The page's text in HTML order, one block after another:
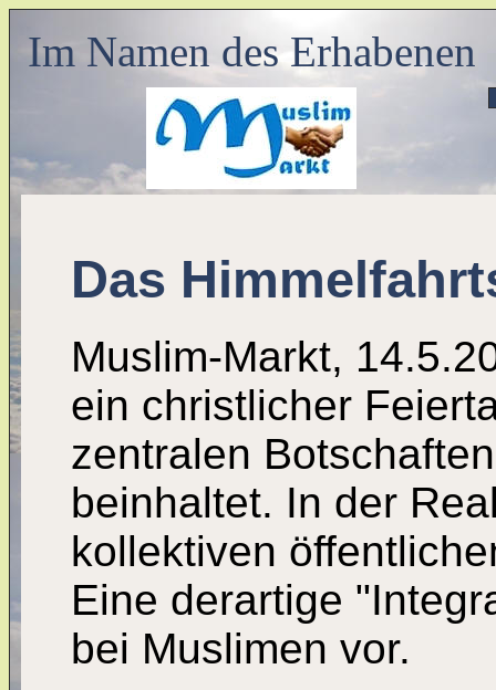
Im Namen des Erhabenen
Das
Muslim-Markt,
ein christlicher
zentralen
beinhaltet. In der
kollektiven
Eine derartige
bei Muslimen vor.